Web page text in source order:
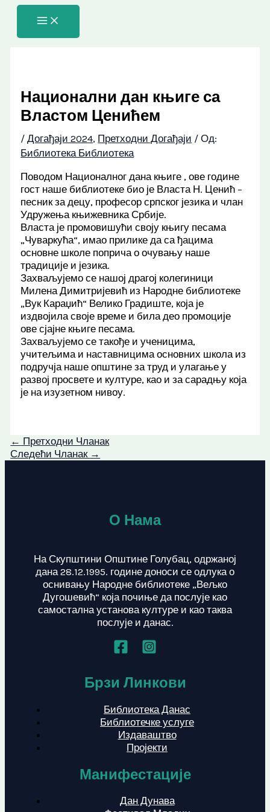
Пређи
Национални дан књиге са
Властом Ценићем
/Догађаји 2024, Претходни Догађаји / Од:
Библиотека Библиотека
Поводом Националног дана књиге , ове године
гост наше библиотеке био је Власта Н. Ценић –
песник за децу, професор српског језика и члан
Удружења књижевника Србије.
Власта је промовишући своју књигу песама
„Чуваркућа“, имао прилике да са ђацима
основне школе поприча о очувању наше
традиције и језика.
Захваљујемо се нашој драгој колегиници
Милена Димитријевић из Народне библиотеке
„Вук Караџић“ Велико Градиште, која је
издвојила своје време и била део промоције
ове сјајне књиге песама.
Захваљујемо се такође и ученицима,
учитељима и наставницима основних школа из
подручја наше општине за труд и улагање у
развој просвете и културе, као и за сарадњу која
је на изузетном нивоу.
← Претходни Чланак
Следећи Чланак →
О Нама
На Скупштини Општине Голубац, одржаној
дана 28.12.1995. године доноси се одлука о
оснивању Народне библиотеке „Вељко
Дугошевић“ која почиње да послује као
самостална установа културе и као таква
послује и данас.
Брзи Линкови
Библиотека Данас
Библиотечке услуге
Издаваштво
Пројекти
Манифестације
Дан Дунава